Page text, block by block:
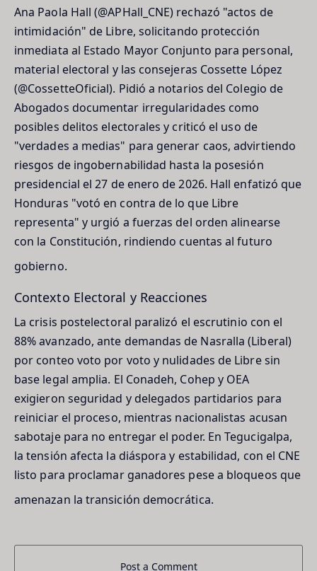
Ana Paola Hall (@APHall_CNE) rechazó "actos de
intimidación" de Libre, solicitando protección
inmediata al Estado Mayor Conjunto para personal,
material electoral y las consejeras Cossette López
(@CossetteOficial). Pidió a notarios del Colegio de
Abogados documentar irregularidades como
posibles delitos electorales y criticó el uso de
"verdades a medias" para generar caos, advirtiendo
riesgos de ingobernabilidad hasta la posesión
presidencial el 27 de enero de 2026. Hall enfatizó que
Honduras "votó en contra de lo que Libre
representa" y urgió a fuerzas del orden alinearse
con la Constitución, rindiendo cuentas al futuro
gobierno.
Contexto Electoral y Reacciones
La crisis postelectoral paralizó el escrutinio con el
88% avanzado, ante demandas de Nasralla (Liberal)
por conteo voto por voto y nulidades de Libre sin
base legal amplia. El Conadeh, Cohep y OEA
exigieron seguridad y delegados partidarios para
reiniciar el proceso, mientras nacionalistas acusan
sabotaje para no entregar el poder. En Tegucigalpa,
la tensión afecta la diáspora y estabilidad, con el CNE
listo para proclamar ganadores pese a bloqueos que
amenazan la transición democrática.
Post a Comment